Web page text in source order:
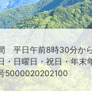
平日午前8時30分か
・日曜日・祝日・年末
5000020202100